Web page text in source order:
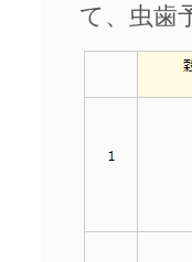
て、虫歯